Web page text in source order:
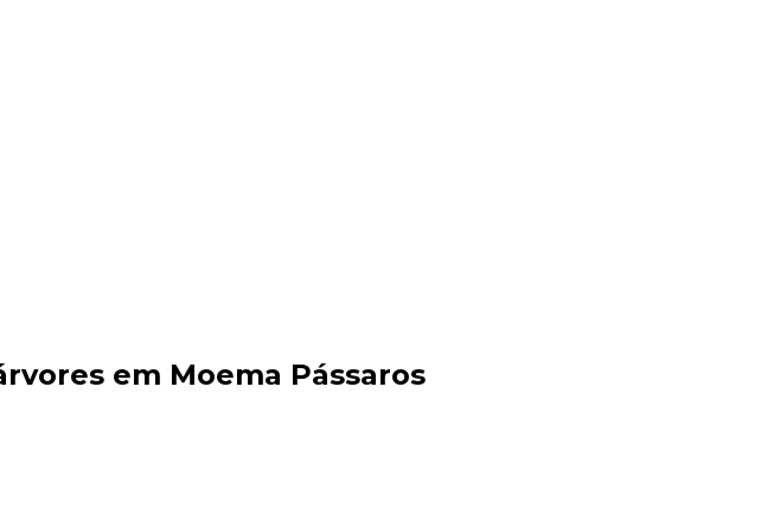
em Moema Pássaros